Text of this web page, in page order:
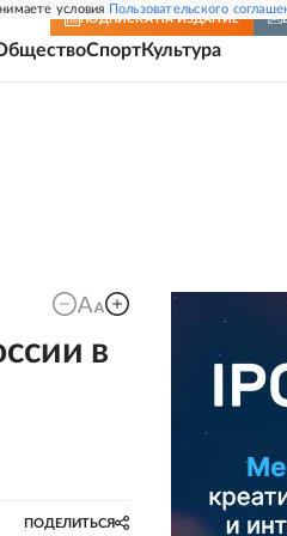
условия Пользовательского
ПОДПИСКА НА ИЗДАНИЕ
СпортКультура
в
ПОДЕЛИТЬСЯ